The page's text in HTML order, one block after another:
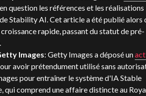
question les références et les réalisations
Stability AI. Cet article a été publié alors
rapide, passant du statut de pré-
Images: Getty Images a déposé un
avoir prétendument utilisé sans
pour entraîner le système d'IA Stable
qui comprend une affaire distincte au